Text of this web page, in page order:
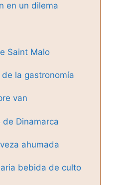
en un dilema
Saint Malo
la gastronomía
van
de Dinamarca
ahumada
bebida de culto